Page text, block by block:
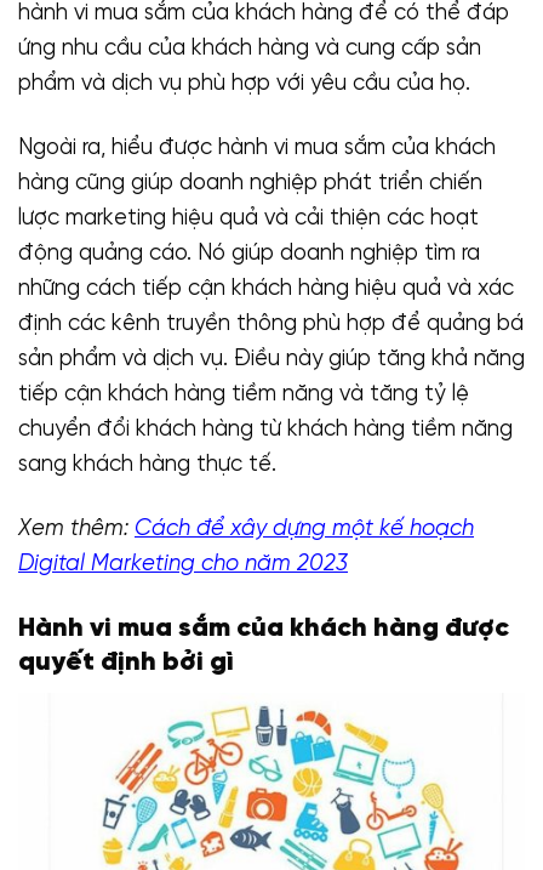
hành vi mua sắm của khách hàng để có thể đáp
ứng nhu cầu của khách hàng và cung cấp sản
phẩm và dịch vụ phù hợp với yêu cầu của họ.
Ngoài ra, hiểu được hành vi mua sắm của khách
hàng cũng giúp doanh nghiệp phát triển chiến
lược marketing hiệu quả và cải thiện các hoạt
động quảng cáo. Nó giúp doanh nghiệp tìm ra
những cách tiếp cận khách hàng hiệu quả và xác
định các kênh truyền thông phù hợp để quảng bá
sản phẩm và dịch vụ. Điều này giúp tăng khả năng
tiếp cận khách hàng tiềm năng và tăng tỷ lệ
chuyển đổi khách hàng từ khách hàng tiềm năng
sang khách hàng thực tế.
Xem thêm: Cách để xây dựng một kế hoạch
Digital Marketing cho năm 2023
Hành vi mua sắm của khách hàng được
quyết định bởi gì